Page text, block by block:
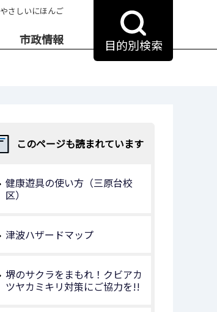
やさしいにほんご
市政情報 目的別検索
このページも読まれています
健康遊具の使い方（三原台校
区）
津波ハザードマップ
堺のサクラをまもれ！クビアカ
ツヤカミキリ対策にご協力を!!